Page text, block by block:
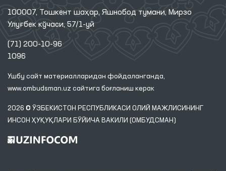
100007, Тошкент шаҳар, Яшнобод тумани, Мирзо
Улуғбек кўчаси, 57/1-уй
(71) 200-10-96
1096
Ушбу сайт материалларидан фойдаланганда,
www.ombudsman.uz сайтига боғланиш керак
2026 © ЎЗБЕКИСТОН РЕСПУБЛИКАСИ ОЛИЙ МАЖЛИСИНИНГ
ИНСОН ҲУҚУҚЛАРИ БЎЙИЧА ВАКИЛИ (ОМБУДСМАН)